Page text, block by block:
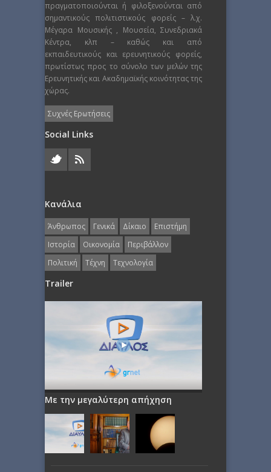
πραγματοποιούνται ή φιλοξενούνται από
σημαντικούς πολιτιστικούς φορείς – λ.χ.
Μέγαρα Μουσικής , Μουσεία, Συνεδριακά
Κέντρα, κλπ – καθώς και από
εκπαιδευτικούς και ερευνητικούς φορείς,
πρωτίστως προς το σύνολο των μελών της
Ερευνητικής και Ακαδημαϊκής κοινότητας της
χώρας.
Συχνές Ερωτήσεις
Social Links
Κανάλια
Άνθρωπος Γενικά Δίκαιο
Επιστήμη
Ιστορία
Οικονομία
Περιβάλλον
Πολιτική
Τέχνη Τεχνολογία
Trailer
Με την μεγαλύτερη απήχηση